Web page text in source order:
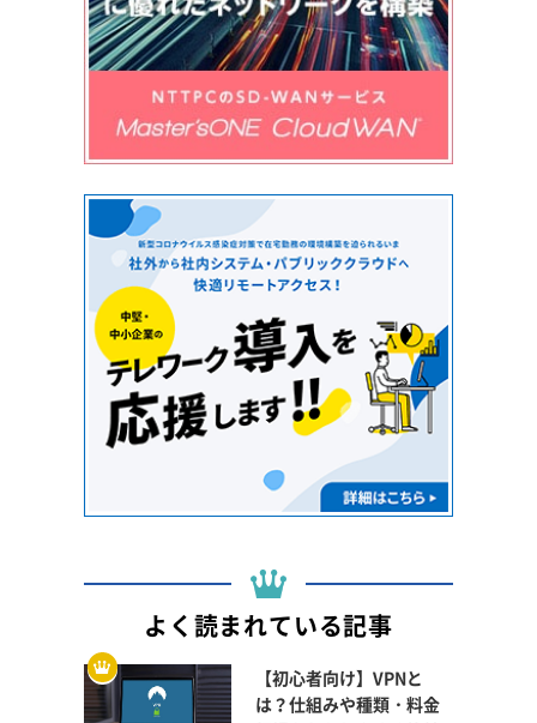
よく読まれている記事
【初心者向け】VPNと
は？仕組みや種類・料金